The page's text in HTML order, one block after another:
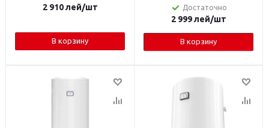
2 910лей/шт
В корзину
Достаточно
2 999лей/шт
В корзину